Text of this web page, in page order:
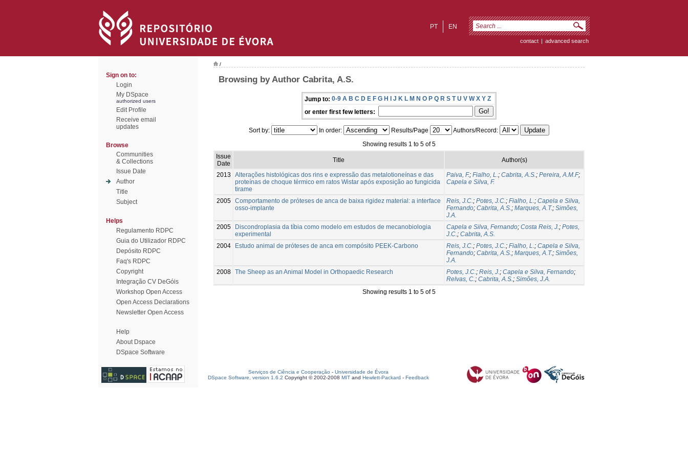
EN
PT
contact | advanced search
Sign on to:
Login
My DSpace
authorized users
Edit Profile
Receive email
updates
Browse
Communities
& Collections
Issue Date
Author
Title
Subject
Helps
Regulamento RDPC
Guia do Utilizador RDPC
Depósito RDPC
Faq's RDPC
Copyright
Integração CV DeGóis
Workshop Open Access
Open Access Declarations
Newsletter Open Access
Help
About Dspace
DSpace Software
/
Browsing by Author Cabrita, A.S.
Jump to: 0-9 A B C D E F G H I J K L M N O P Q R S T U V W X Y Z
or enter first few letters:
Sort by: In order: Results/Page
Authors/Record:
Showing results 1 to 5 of 5
Issue
Date
Title Author(s)
2013
Alterações histológicas dos rins e expressão das metalotioneínas e das
proteínas de choque térmico em ratos Wistar após exposição ao fungicida
tirame
Paiva, F.; Fialho, L.; Cabrita, A.S.; Pereira, A.M.F;
Capela e Silva, F.
2005 Comportamento de próteses de anca de baixa rigidez material: a interface
osso-implante
Reis, J.C.; Potes, J.C.; Fialho, L.; Capela e Silva,
Fernando; Cabrita, A.S.; Marques, A.T.; Simões,
J.A.
2005
Discondroplasia da tíbia como modelo em estudos de mecanobiologia
experimental
Capela e Silva, Fernando; Costa Reis, J.; Potes,
J.C.; Cabrita, A.S.
2004
Estudo animal de próteses de anca em compósito PEEK-Carbono Reis, J.C.; Potes, J.C.; Fialho, L.; Capela e Silva,
Fernando; Cabrita, A.S.; Marques, A.T.; Simões,
J.A.
2008 The Sheep as an Animal Model in Orthopaedic Research Potes, J.C.; Reis, J.; Capela e Silva, Fernando;
Relvas, C.; Cabrita, A.S.; Simões, J.A.
Showing results 1 to 5 of 5
Serviços de Ciência e Cooperação - Universidade de Évora
DSpace Software, version 1.6.2 Copyright © 2002-2008 MIT and Hewlett-Packard - Feedback